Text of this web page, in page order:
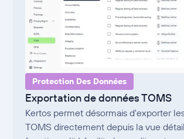
Protection Des Données
Exportation de données TOMS
Kertos permet désormais d'exporter
TOMS directement depuis la vue